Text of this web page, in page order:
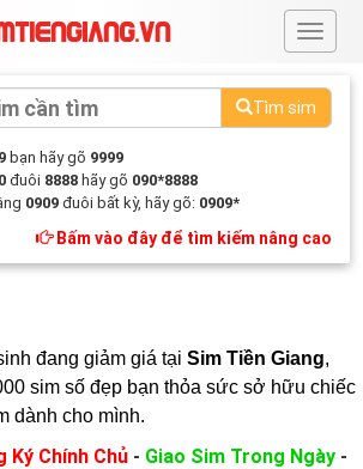
#
Tìm sim
bạn hãy gõ 9999
đuôi 8888 hãy gõ 090*8888
0909 đuôi bất kỳ, hãy gõ: 0909*
Bấm vào đây để tìm kiếm nâng cao
đang giảm giá tại Sim Tiền Giang,
sim số đẹp bạn thỏa sức sở hữu chiếc
dành cho mình.
Ký Chính Chủ - Giao Sim Trong Ngày -